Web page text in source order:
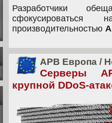
Разработчики
производительностью
APB Европа /
Серверы
крупной DDoS-